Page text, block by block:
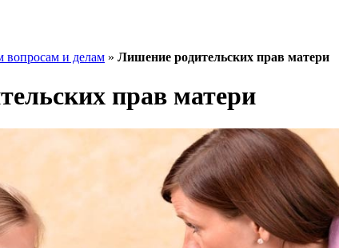
и делам » Лишение родительских прав матери
прав матери